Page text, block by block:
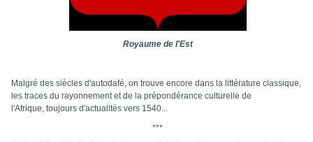
Royaume de l'Est
Malgré des siècles d'autodafé, on trouve encore dans la littérature classique,
les traces du rayonnement et de la prépondérance culturelle de
l'Afrique, toujours d'actualités vers 1540...
***